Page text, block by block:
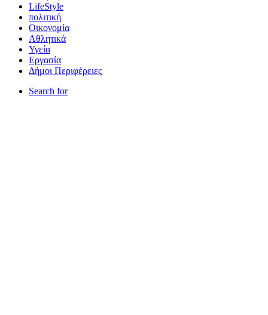
LifeStyle
πολιτική
Οικονομία
Αθλητικά
Υγεία
Εργασία
Δήμοι Περιφέρειες
Search for